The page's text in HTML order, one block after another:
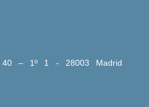
40 – 1º 1 - 28003 Madrid